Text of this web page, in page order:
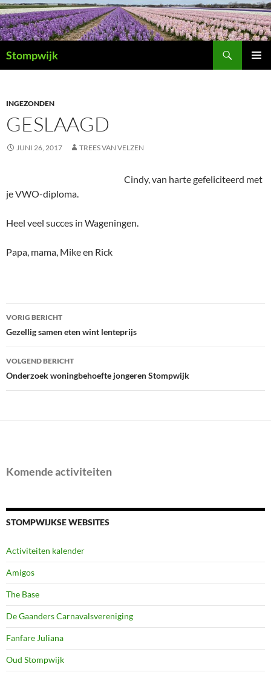
Ga
naar
de
inhoud
Stompwijk
INGEZONDEN
GESLAAGD
JUNI 26, 2017 TREES VAN VELZEN
Cindy, van harte gefeliciteerd met
je VWO-diploma.
Heel veel succes in Wageningen.
Papa, mama, Mike en Rick
Bericht
navigatie
VORIG BERICHT
Gezellig samen eten wint lenteprijs
VOLGEND BERICHT
Onderzoek woningbehoefte jongeren Stompwijk
Komende activiteiten
STOMPWIJKSE WEBSITES
Activiteiten kalender
Amigos
The Base
De Gaanders Carnavalsvereniging
Fanfare Juliana
Oud Stompwijk